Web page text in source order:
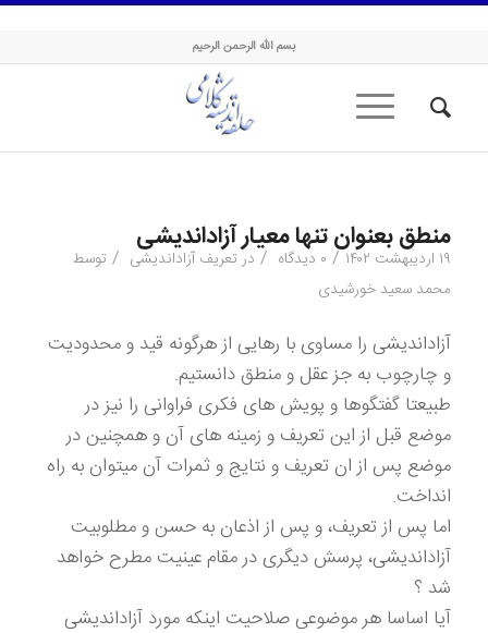
حلقه اندیشه کلامی
بسم الله الرحمن الرحیم
منطق بعنوان تنها معیار آزاداندیشی
۱۹ اردیبهشت ۱۴۰۲ / ۰ دیدگاه / در تعریف آزاداندیشی / توسط
محمد سعید خورشیدی
آزاداندیشی را مساوی با رهایی از هرگونه قید و محدودیت
و چارچوب به جز عقل و منطق دانستیم.
طبیعتا گفتگوها و پویش های فکری فراوانی را نیز در
موضع قبل از این تعریف و زمینه های آن و همچنین در
موضع پس از ان تعریف و نتایج و ثمرات آن میتوان به راه
انداخت.
اما پس از تعریف، و پس از اذعان به حسن و مطلوبیت
آزاداندیشی، پرسش دیگری در مقام عینیت مطرح خواهد
شد ؟
آیا اساسا هر موضوعی صلاحیت اینکه مورد آزاداندیشی